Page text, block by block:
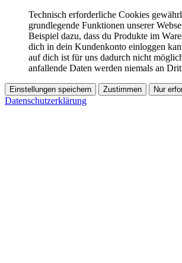
Technisch erforderliche Cookies
grundlegende Funktionen unserer
Beispiel dazu, dass du Produkte im
dich in dein Kundenkonto einloggen
auf dich ist für uns dadurch nicht
anfallende Daten werden niemals an
Einstellungen speichern Zustimmen Nur
Datenschutzerklärung